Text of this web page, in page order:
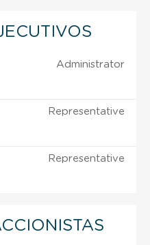
Administrator
Representative
Representative